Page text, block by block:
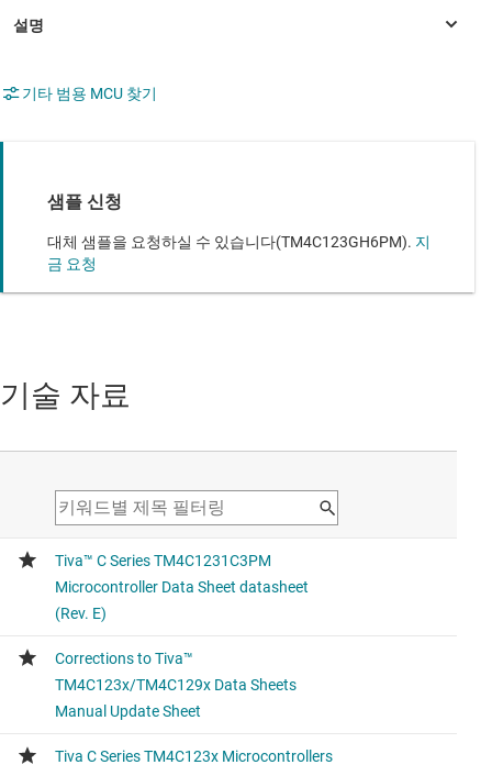
기타 범용 MCU 찾기
샘플 신청
대체 샘플을 요청하실 수 있습니다(TM4C123GH6PM). 지
금 요청
기술 자료